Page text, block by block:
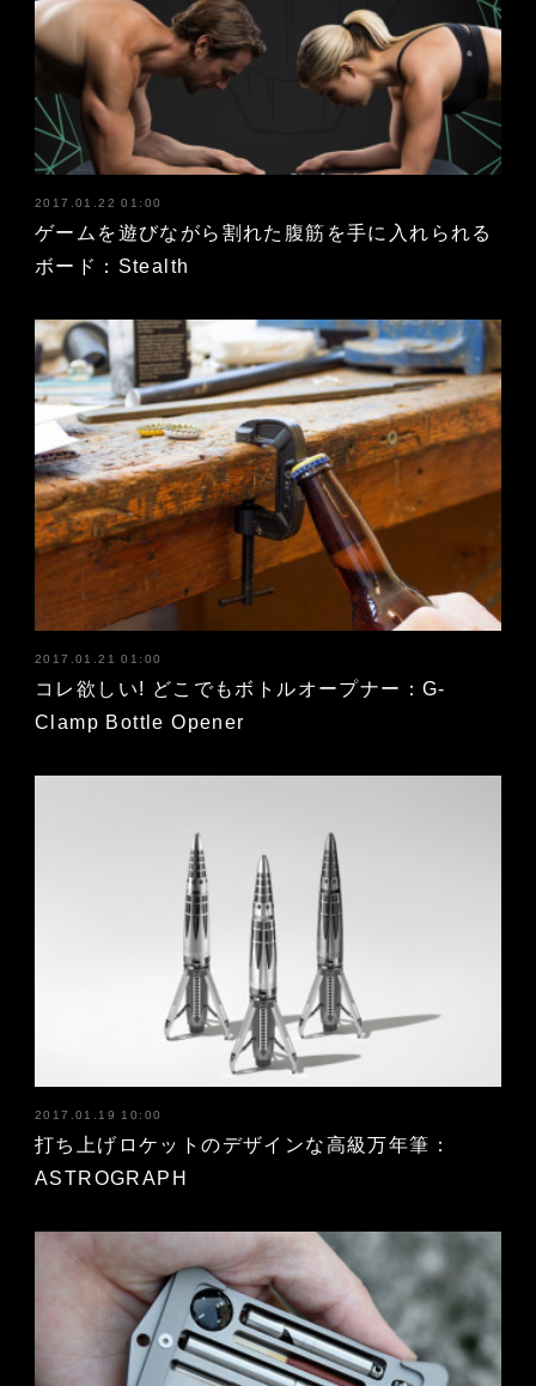
2017.01.22 01:00
ゲームを遊びながら割れた腹筋を手に入れられる
ボード：Stealth
2017.01.21 01:00
コレ欲しい! どこでもボトルオープナー：G-
Clamp Bottle Opener
2017.01.19 10:00
打ち上げロケットのデザインな高級万年筆：
ASTROGRAPH